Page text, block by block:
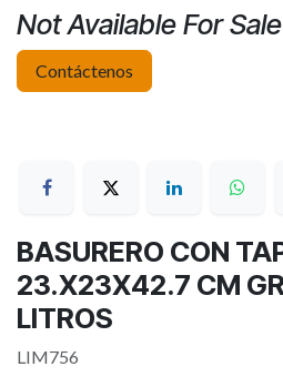
Not Available For Sale
Contáctenos
BASURERO CON
23.X23X42.7 CM
LITROS
LIM756